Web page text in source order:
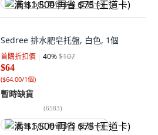
满 $1,500 再省 $75 (王道卡)
Sedree 排水肥皂托盤, 白色, 1個
首購折扣價 40%$107
$64
($64.00/1個)
暫時缺貨
(6583)
满 $1,500 再省 $75 (王道卡)